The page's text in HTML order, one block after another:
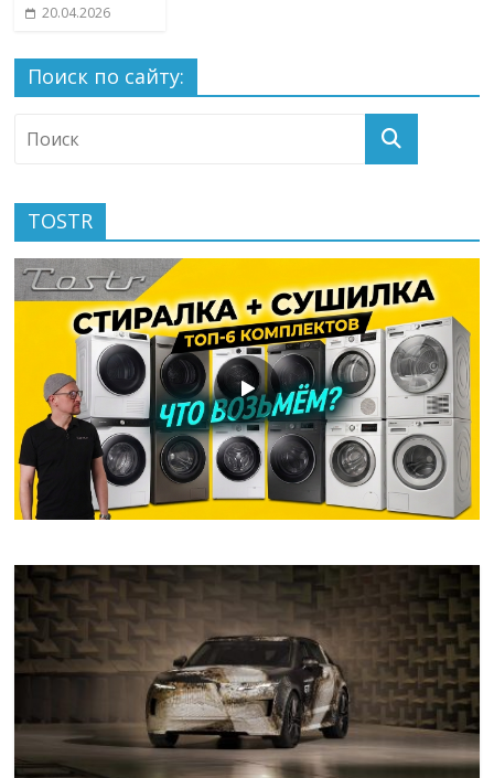
20.04.2026
Поиск по сайту:
TOSTR